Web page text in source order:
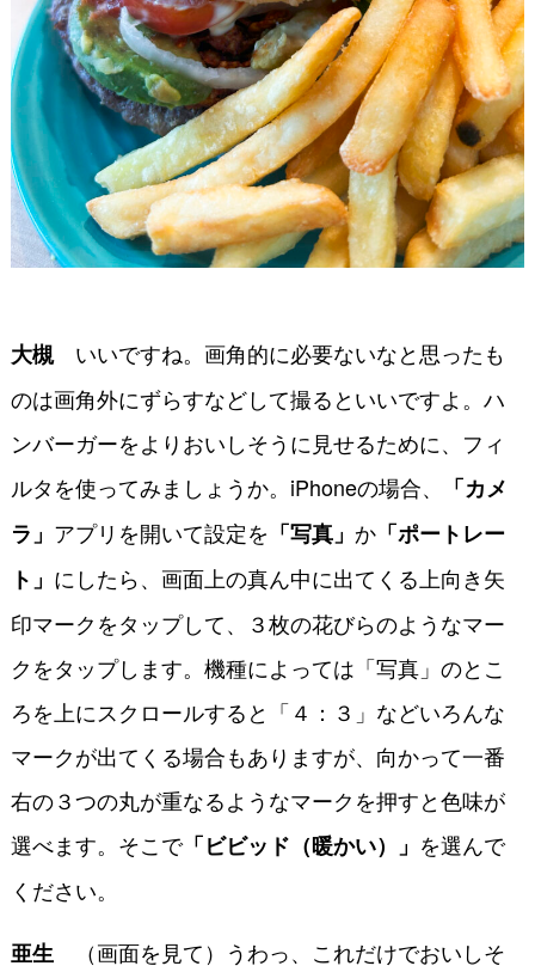
大槻いいですね。画角的に必要ないなと思ったも
のは画角外にずらすなどして撮るといいですよ。ハ
ンバーガーをよりおいしそうに見せるために、フィ
ルタを使ってみましょうか。iPhoneの場合、
「カメ
ラ」 アプリを開いて設定を 「写真」 か「ポートレー
ト」 にしたら、画面上の真ん中に出てくる上向き矢
印マークをタップして、３枚の花びらのようなマー
クをタップします。 機種によっては「写真」のとこ
ろを上にスクロールすると「４：３」などいろんな
マークが出てくる場合もありますが、向かって一番
右の３つの丸が重なるようなマークを押すと色味が
選べます。そこで「ビビッド（暖かい）」 を選んで
ください。
亜生（画面を見て）うわっ、これだけでおいしそ